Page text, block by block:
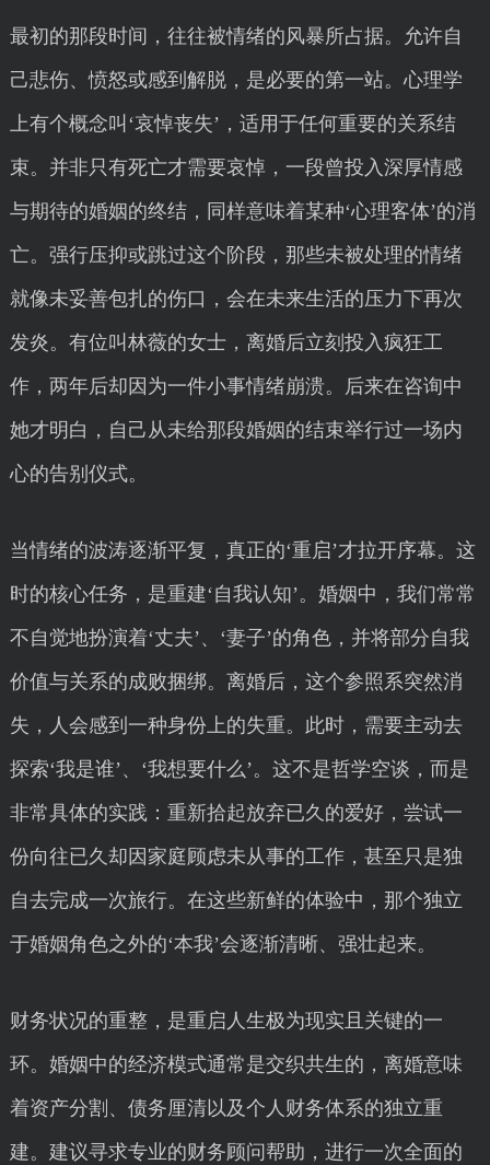
最初的那段时间，往往被情绪的风暴所占据。允许自
己悲伤、愤怒或感到解脱，是必要的第一站。心理学
上有个概念叫‘哀悼丧失’，适用于任何重要的关系结
束。并非只有死亡才需要哀悼，一段曾投入深厚情感
与期待的婚姻的终结，同样意味着某种‘心理客体’的消
亡。强行压抑或跳过这个阶段，那些未被处理的情绪
就像未妥善包扎的伤口，会在未来生活的压力下再次
发炎。有位叫林薇的女士，离婚后立刻投入疯狂工
作，两年后却因为一件小事情绪崩溃。后来在咨询中
她才明白，自己从未给那段婚姻的结束举行过一场内
心的告别仪式。
当情绪的波涛逐渐平复，真正的‘重启’才拉开序幕。这
时的核心任务，是重建‘自我认知’。婚姻中，我们常常
不自觉地扮演着‘丈夫’、‘妻子’的角色，并将部分自我
价值与关系的成败捆绑。离婚后，这个参照系突然消
失，人会感到一种身份上的失重。此时，需要主动去
探索‘我是谁’、‘我想要什么’。这不是哲学空谈，而是
非常具体的实践：重新拾起放弃已久的爱好，尝试一
份向往已久却因家庭顾虑未从事的工作，甚至只是独
自去完成一次旅行。在这些新鲜的体验中，那个独立
于婚姻角色之外的‘本我’会逐渐清晰、强壮起来。
财务状况的重整，是重启人生极为现实且关键的一
环。婚姻中的经济模式通常是交织共生的，离婚意味
着资产分割、债务厘清以及个人财务体系的独立重
建。建议寻求专业的财务顾问帮助，进行一次全面的